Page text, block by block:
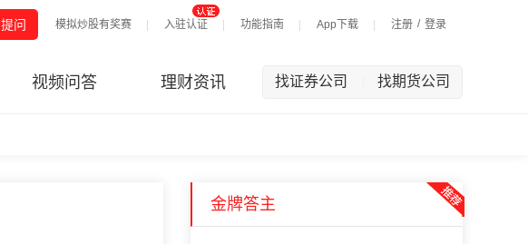
模拟炒股有奖赛 入驻认证 功能指南 App下载 注册 / 登录
提问
视频问答 理财资讯 找证券公司 找期货公司
金牌答主